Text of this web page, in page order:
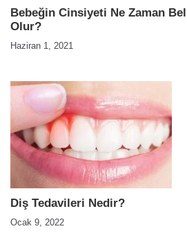
Bebeğin Cinsiyeti Ne Zaman
Olur?
Haziran 1, 2021
Diş Tedavileri Nedir?
Ocak 9, 2022